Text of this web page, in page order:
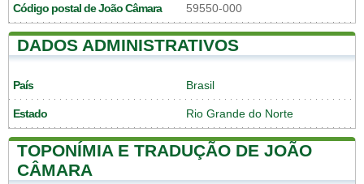
Código postal de João Câmara 59550-000
DADOS ADMINISTRATIVOS
País Brasil
Estado Rio Grande do Norte
TOPONÍMIA E TRADUÇÃO DE JOÃO
CÂMARA